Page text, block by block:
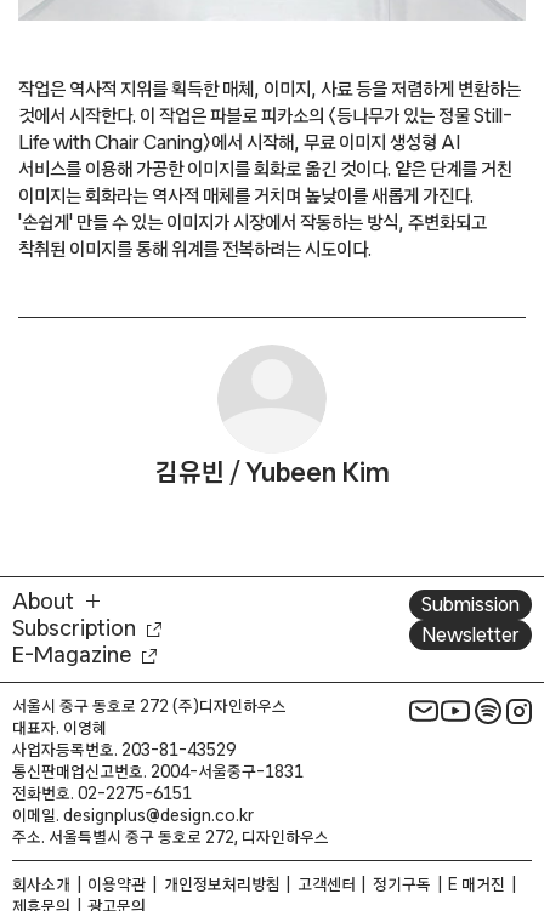
작업은 역사적 지위를 획득한 매체, 이미지, 사료 등을 저렴하게 변환하는
것에서 시작한다. 이 작업은 파블로 피카소의 〈등나무가 있는 정물 Still-
Life with Chair Caning〉에서 시작해, 무료 이미지 생성형 AI
서비스를 이용해 가공한 이미지를 회화로 옮긴 것이다. 얕은 단계를 거친
이미지는 회화라는 역사적 매체를 거치며 높낮이를 새롭게 가진다.
'손쉽게' 만들 수 있는 이미지가 시장에서 작동하는 방식, 주변화되고
착취된 이미지를 통해 위계를 전복하려는 시도이다.
김유빈 / Yubeen Kim
About
Subscription
E-Magazine
Submission
Newsletter
서울시 중구 동호로 272 (주)디자인하우스
대표자. 이영혜
사업자등록번호. 203-81-43529
통신판매업신고번호. 2004-서울중구-1831
전화번호. 02-2275-6151
이메일. designplus@design.co.kr
주소. 서울특별시 중구 동호로 272, 디자인하우스
회사소개 이용약관 개인정보처리방침 고객센터 정기구독
E 매거진
제휴문의
광고문의